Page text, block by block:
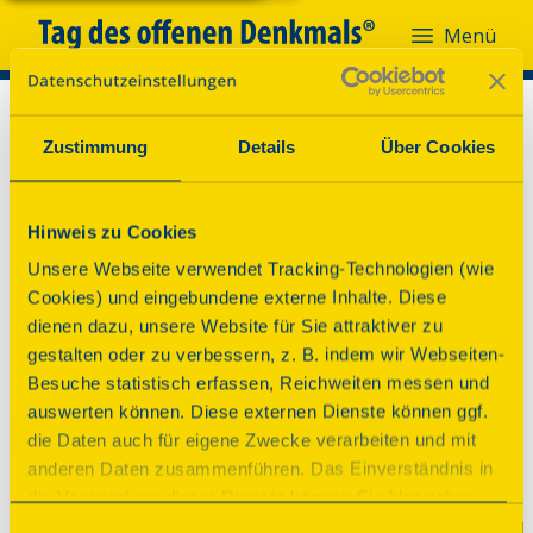
Zustimmung Details Über Cookies
Hinweis zu Cookies
Unsere Webseite verwendet Tracking-Technologien (wie
Cookies) und eingebundene externe Inhalte. Diese
dienen dazu, unsere Website für Sie attraktiver zu
gestalten oder zu verbessern, z. B. indem wir Webseiten-
Besuche statistisch erfassen, Reichweiten messen und
auswerten können. Diese externen Dienste können ggf.
die Daten auch für eigene Zwecke verarbeiten und mit
anderen Daten zusammenführen. Das Einverständnis in
die Verwendung dieser Dienste können Sie hier geben.
Menü